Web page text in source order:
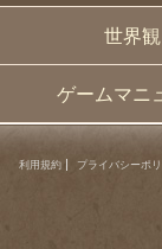
世界観
ゲームマニ
利用規約 プライバシーポ